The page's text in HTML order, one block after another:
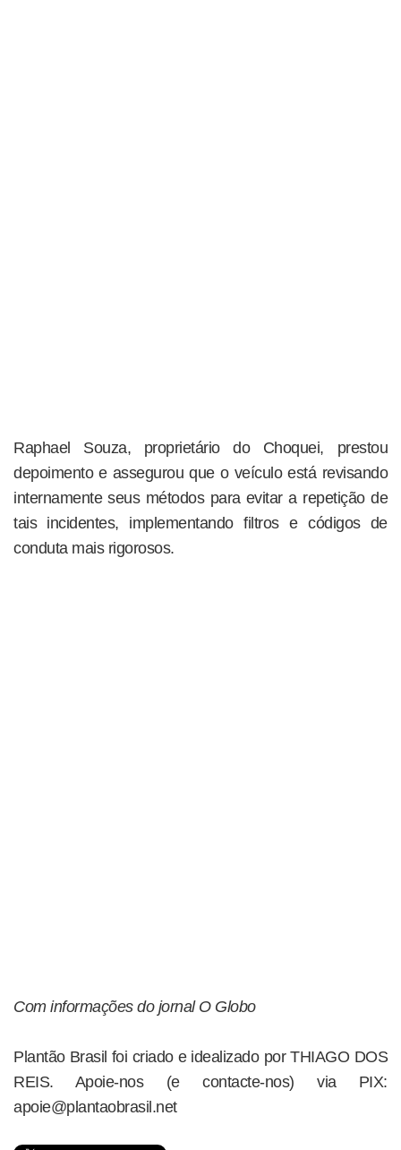
Raphael Souza, proprietário do Choquei, prestou
depoimento e assegurou que o veículo está revisando
internamente seus métodos para evitar a repetição de
tais incidentes, implementando filtros e códigos de
conduta mais rigorosos.
Com informações do jornal O Globo
Plantão Brasil foi criado e idealizado por THIAGO DOS
REIS. Apoie-nos (e contacte-nos) via PIX:
apoie@plantaobrasil.net